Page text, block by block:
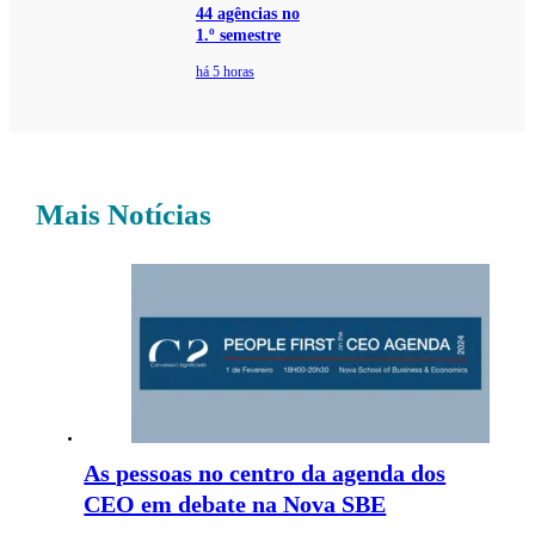
44 agências no
1.º semestre
há 5 horas
Mais Notícias
As pessoas no centro da agenda dos
CEO em debate na Nova SBE